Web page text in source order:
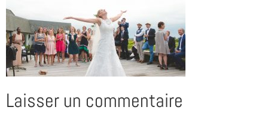
Laisser un commentaire